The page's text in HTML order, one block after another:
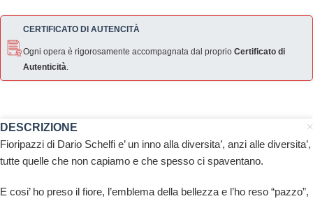
CERTIFICATO DI AUTENCITÀ
Ogni opera è rigorosamente accompagnata dal proprio Certificato di
Autenticità.
DESCRIZIONE
Fioripazzi di Dario Schelfi e’ un inno alla diversita’, anzi alle diversita’,
tutte quelle che non capiamo e che spesso ci spaventano.
E cosi’ ho preso il fiore, l’emblema della bellezza e l’ho reso “pazzo”,